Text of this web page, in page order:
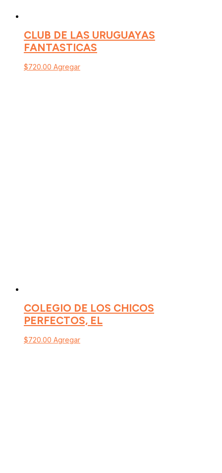
CLUB DE LAS URUGUAYAS
FANTASTICAS
$720.00 Agregar
COLEGIO DE LOS CHICOS
PERFECTOS, EL
$720.00 Agregar